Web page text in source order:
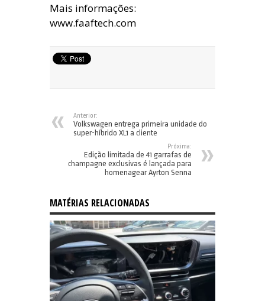
Mais informações:
www.faaftech.com
Anterior:
Volkswagen entrega primeira unidade do
super-híbrido XL1 a cliente
Próxima:
Edição limitada de 41 garrafas de
champagne exclusivas é lançada para
homenagear Ayrton Senna
MATÉRIAS RELACIONADAS